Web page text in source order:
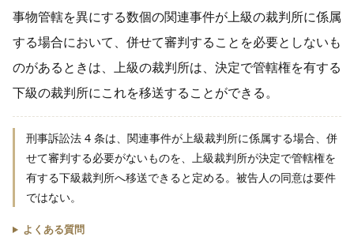
事物管轄を異にする数個の関連事件が上級の裁判所に係属
する場合において、併せて審判することを必要としないも
のがあるときは、上級の裁判所は、決定で管轄権を有する
下級の裁判所にこれを移送することができる。
刑事訴訟法 4 条は、関連事件が上級裁判所に係属する場合、併
せて審判する必要がないものを、上級裁判所が決定で管轄権を
有する下級裁判所へ移送できると定める。被告人の同意は要件
ではない。
よくある質問